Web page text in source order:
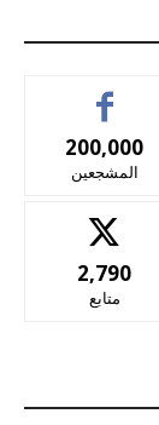
200,000
المشجعين
2,790
متابع